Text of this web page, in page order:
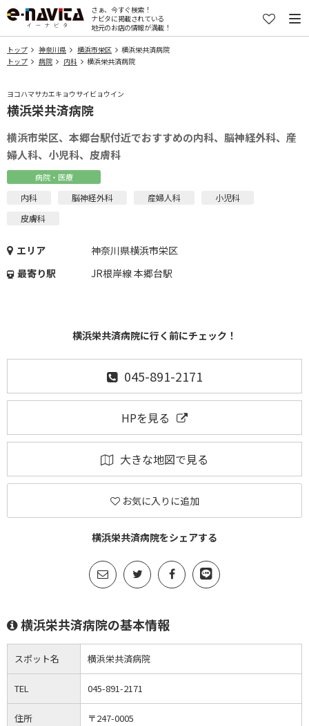
さぁ、今すぐ検索！
ナビタに掲載されている
地元のお店の情報が満載！
トップ 神奈川県 横浜市栄区
横浜栄共済病院
トップ
病院 内科 横浜栄共済病院
ヨコハマサカエキョウサイビョウイン
横浜栄共済病院
横浜市栄区、本郷台駅付近でおすすめの内科、脳神経外科、産
婦人科、小児科、皮膚科
病院・医療
内科 脳神経外科 産婦人科
小児科
皮膚科
エリア
神奈川県横浜市栄区
最寄り駅
JR根岸線 本郷台駅
横浜栄共済病院に行く前にチェック！
045-891-2171
HPを見る
大きな地図で見る
お気に入りに追加
横浜栄共済病院をシェアする
横浜栄共済病院の基本情報
スポット名 横浜栄共済病院
TEL 045-891-2171
住所
〒247-0005